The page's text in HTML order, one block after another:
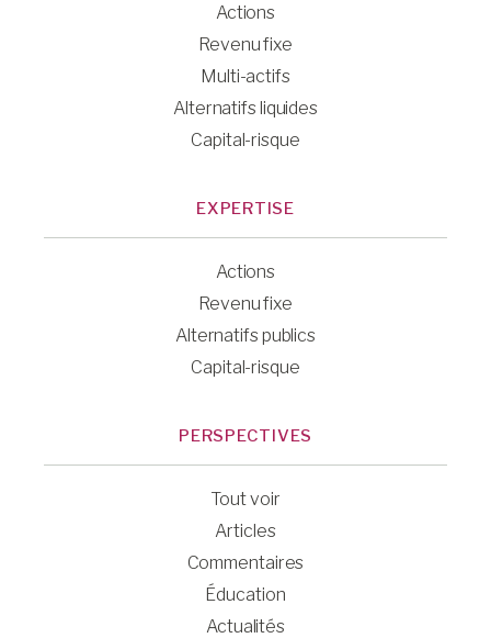
Actions
Revenu fixe
Multi-actifs
Alternatifs liquides
Capital-risque
EXPERTISE
Actions
Revenu fixe
Alternatifs publics
Capital-risque
PERSPECTIVES
Tout voir
Articles
Commentaires
Éducation
Actualités